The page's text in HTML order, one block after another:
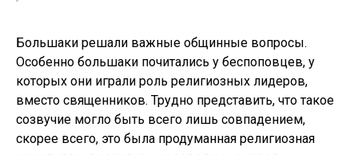
Большаки решали важные общинные вопросы.
Особенно большаки почитались у беспоповцев, у
которых они играли роль религиозных лидеров,
вместо священников. Трудно представить, что такое
созвучие могло быть всего лишь совпадением,
скорее всего, это была продуманная религиозная